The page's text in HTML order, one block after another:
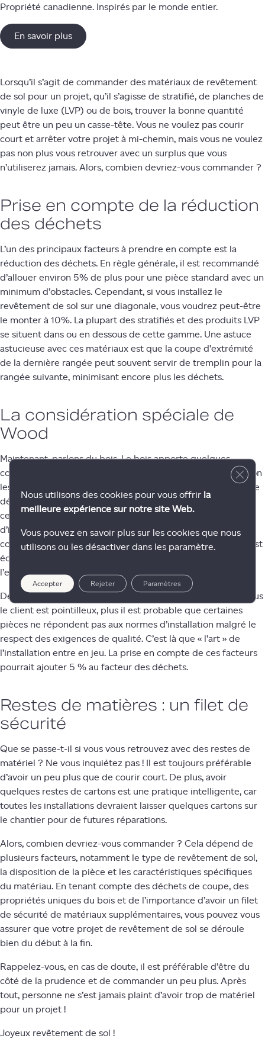
Propriété canadienne. Inspirés par le monde entier.
En savoir plus
Lorsqu’il s’agit de commander des matériaux de revêtement
de sol pour un projet, qu’il s’agisse de stratifié, de planches de
vinyle de luxe (LVP) ou de bois, trouver la bonne quantité
peut être un peu un casse-tête. Vous ne voulez pas courir
court et arrêter votre projet à mi-chemin, mais vous ne voulez
pas non plus vous retrouver avec un surplus que vous
n’utiliserez jamais. Alors, combien devriez-vous commander ?
Prise en compte de la réduction
des déchets
L’un des principaux facteurs à prendre en compte est la
réduction des déchets. En règle générale, il est recommandé
d’allouer environ 5% de plus pour une pièce standard avec un
minimum d’obstacles. Cependant, si vous installez le
revêtement de sol sur une diagonale, vous voudrez peut-être
le monter à 10%. La plupart des stratifiés et des produits LVP
se situent dans ou en dessous de cette gamme. Une astuce
astucieuse avec ces matériaux est que la coupe d’extrémité
de la dernière rangée peut souvent servir de tremplin pour la
rangée suivante, minimisant encore plus les déchets.
La considération spéciale de
Wood
Maintenant, parlons du bois. Le bois apporte quelques
considérations supplémentaires à la table. Tout d’abord, selon
les règles de classement, le bois peut contenir jusqu’à 5% de
défauts ou de portions de qualité inférieure. Cependant,
ceux-ci sont généralement découpés pendant le processus
d’installation et d’ajustement, ce qui augmente
considérablement le rendement du bois. Non seulement c’est
économiquement sain, mais c’est aussi respectueux de
l’environnement - un gagnant-gagnant !
Deuxièmement, plus un produit en bois a de caractère et plus
le client est pointilleux, plus il est probable que certaines
pièces ne répondent pas aux normes d’installation malgré le
respect des exigences de qualité. C’est là que « l’art » de
l’installation entre en jeu. La prise en compte de ces facteurs
pourrait ajouter 5 % au facteur des déchets.
Restes de matières : un filet de
sécurité
Que se passe-t-il si vous vous retrouvez avec des restes de
matériel ? Ne vous inquiétez pas ! Il est toujours préférable
d’avoir un peu plus que de courir court. De plus, avoir
quelques restes de cartons est une pratique intelligente, car
toutes les installations devraient laisser quelques cartons sur
le chantier pour de futures réparations.
Alors, combien devriez-vous commander ? Cela dépend de
plusieurs facteurs, notamment le type de revêtement de sol,
la disposition de la pièce et les caractéristiques spécifiques
du matériau. En tenant compte des déchets de coupe, des
propriétés uniques du bois et de l’importance d’avoir un filet
de sécurité de matériaux supplémentaires, vous pouvez vous
assurer que votre projet de revêtement de sol se déroule
bien du début à la fin.
Rappelez-vous, en cas de doute, il est préférable d’être du
côté de la prudence et de commander un peu plus. Après
tout, personne ne s’est jamais plaint d’avoir trop de matériel
pour un projet !
Joyeux revêtement de sol !
Nous utilisons des cookies pour vous offrir la
meilleure expérience sur notre site Web.
Vous pouvez en savoir plus sur les cookies que nous
utilisons ou les désactiver dans les paramètre.
Accepter Rejeter Paramètres
Close